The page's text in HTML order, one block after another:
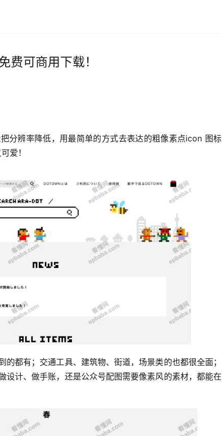
费可商用下载！
分辨率降低，用最简单的方式去表达的粗像素点icon 图标
爱！
都有；交通工具、建筑物、街道，场景类的也都很全面；
计、做手账，还是公众号配图需要像素风的素材，都能在